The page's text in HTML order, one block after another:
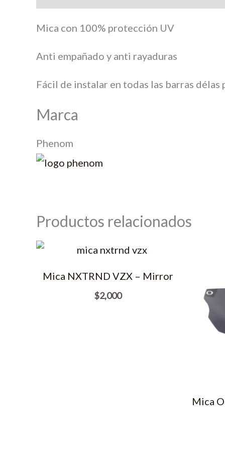
Mica con 100% protección UV
Anti empañado y anti rayaduras
Fácil de instalar en todas las barras délas
Marca
Phenom
Productos relacionados
Mica NXTRND VZX – Mirror
$2,000
Mica